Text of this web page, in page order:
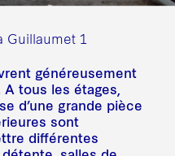
Guillaumet 1
généreusement
tous les étages,
d’une grande pièce
sont
différentes